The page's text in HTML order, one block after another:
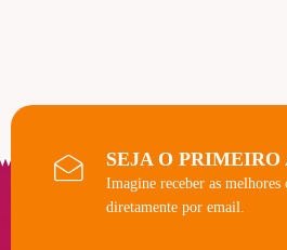
SEJA O PRIMEIRO
Imagine receber as melhores
diretamente por email.